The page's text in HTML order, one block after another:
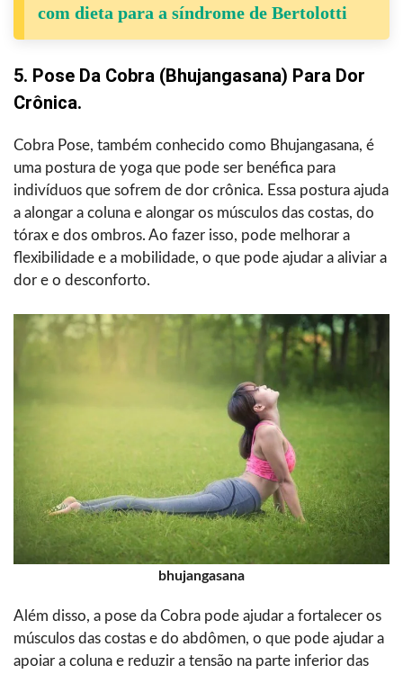
com dieta para a síndrome de Bertolotti
5. Pose Da Cobra (Bhujangasana) Para Dor
Crônica.
Cobra Pose, também conhecido como Bhujangasana, é
uma postura de yoga que pode ser benéfica para
indivíduos que sofrem de dor crônica. Essa postura ajuda
a alongar a coluna e alongar os músculos das costas, do
tórax e dos ombros. Ao fazer isso, pode melhorar a
flexibilidade e a mobilidade, o que pode ajudar a aliviar a
dor e o desconforto.
bhujangasana
Além disso, a pose da Cobra pode ajudar a fortalecer os
músculos das costas e do abdômen, o que pode ajudar a
apoiar a coluna e reduzir a tensão na parte inferior das